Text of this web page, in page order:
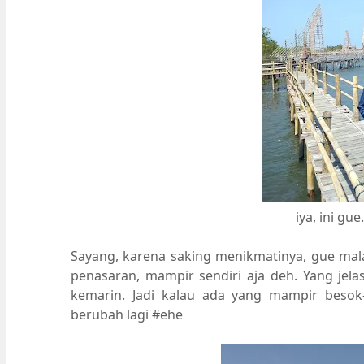
iya, ini
Sayang, karena saking menikmatinya, gue
penasaran, mampir sendiri aja deh. Yang
kemarin. Jadi kalau ada yang mampir
berubah lagi #ehe